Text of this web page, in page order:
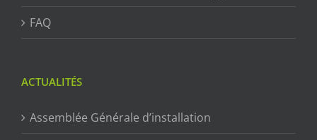
FAQ
ACTUALITÉS
Assemblée Générale d’installation